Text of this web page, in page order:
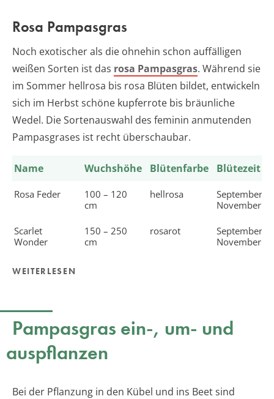
Rosa Pampasgras
Noch exotischer als die ohnehin schon auffälligen
weißen Sorten ist das rosa Pampasgras. Während sie
im Sommer hellrosa bis rosa Blüten bildet, entwickeln
sich im Herbst schöne kupferrote bis bräunliche
Wedel. Die Sortenauswahl des feminin anmutenden
Pampasgrases ist recht überschaubar.
Name Wuchshöhe Blütenfarbe Blütezeit
Rosa Feder
100 – 120
cm
hellrosa
September –
November
Scarlet
Wonder
150 – 250
cm
rosarot
September –
November
WEITERLESEN
Pampasgras ein-, um- und
auspflanzen
Bei der Pflanzung in den Kübel und ins Beet sind